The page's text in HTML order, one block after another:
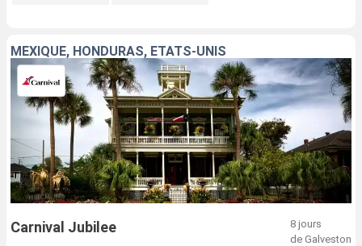
MEXIQUE, HONDURAS, ÉTATS-UNIS
Carnival Jubilee
8 jours
de Galveston